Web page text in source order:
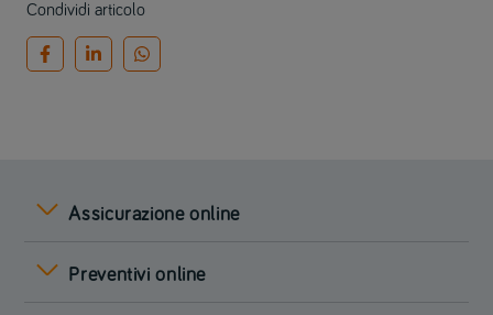
Condividi articolo
Assicurazione online
Preventivi online